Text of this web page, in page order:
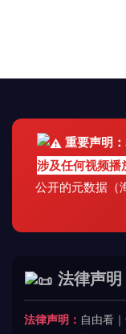
重要声明：
涉及任何视频播
公开的元数据（
法律声明
法律声明： 自由看